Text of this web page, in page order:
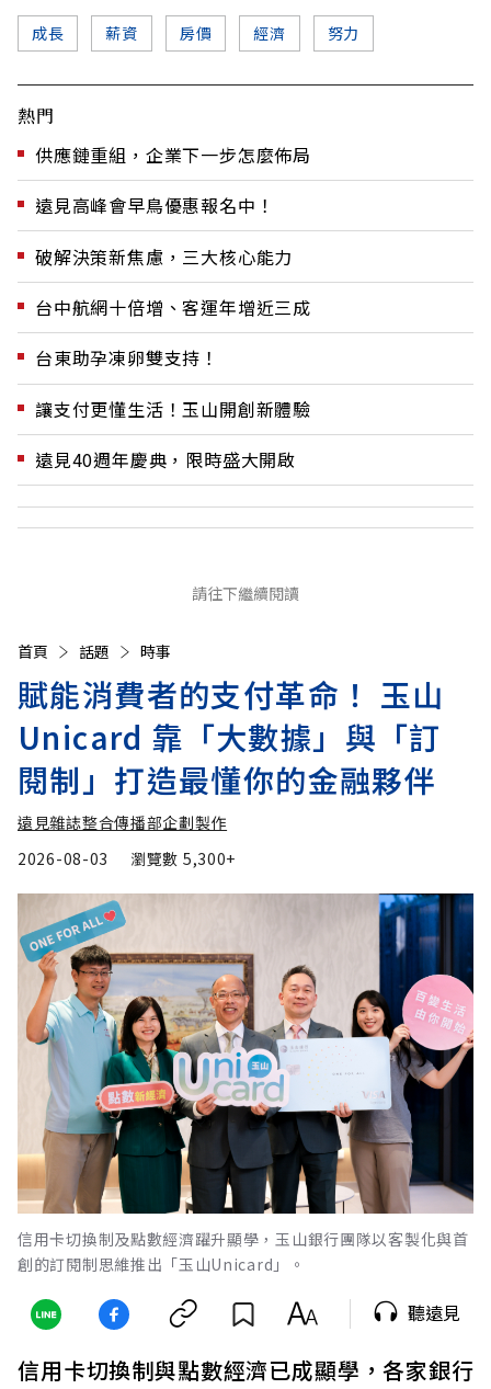
成長 薪資 房價 經濟 努力
熱門
供應鏈重組，企業下一步怎麼佈局
遠見高峰會早鳥優惠報名中！
破解決策新焦慮，三大核心能力
台中航網十倍增、客運年增近三成
台東助孕凍卵雙支持！
讓支付更懂生活！玉山開創新體驗
遠見40週年慶典，限時盛大開啟
請往下繼續閱讀
首頁 話題 時事
賦能消費者的支付革命！ 玉山
Unicard 靠「大數據」與「訂
閱制」打造最懂你的金融夥伴
遠見雜誌整合傳播部企劃製作
2026-08-03
瀏覽數 5,300+
信用卡切換制及點數經濟躍升顯學，玉山銀行團隊以客製化與首
創的訂閱制思維推出「玉山Unicard」。
聽遠見
信用卡切換制與點數經濟已成顯學，各家銀行